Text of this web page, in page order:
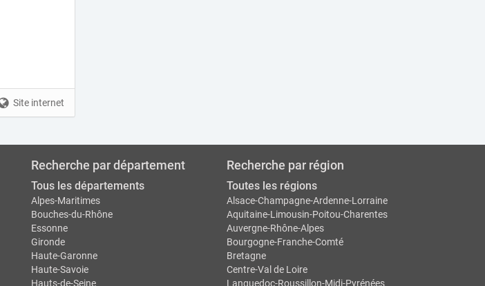
Site internet
Recherche par département
Tous les départements
Alpes-Maritimes
Bouches-du-Rhône
Essonne
Gironde
Haute-Garonne
Haute-Savoie
Hauts-de-Seine
Recherche par région
Toutes les régions
Alsace-Champagne-Ardenne-Lorraine
Aquitaine-Limousin-Poitou-Charentes
Auvergne-Rhône-Alpes
Bourgogne-Franche-Comté
Bretagne
Centre-Val de Loire
Languedoc-Roussillon-Midi-Pyrénées